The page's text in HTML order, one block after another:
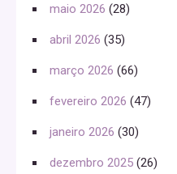
maio 2026 (28)
abril 2026 (35)
março 2026 (66)
fevereiro 2026 (47)
janeiro 2026 (30)
dezembro 2025 (26)